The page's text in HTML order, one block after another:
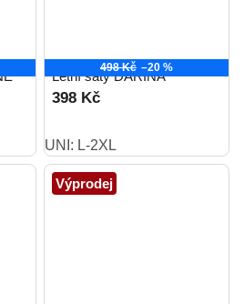
498 Kč –20 %
Letní šaty DARINA
398 Kč
UNI: L-2XL
Výprodej